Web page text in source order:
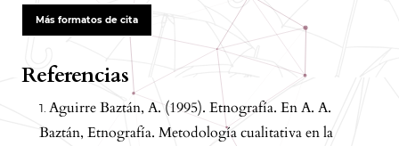
Más formatos de cita
Referencias
Aguirre Baztán, A. (1995). Etnografía. En A. A.
Baztán, Etnografía. Metodología cualitativa en la